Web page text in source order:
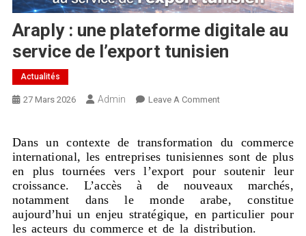
Araply : une plateforme digitale au
service de l’export tunisien
Actualités
27 Mars 2026 Admin Leave A Comment
Dans un contexte de transformation du commerce
international, les entreprises tunisiennes sont de plus
en plus tournées vers l’export pour soutenir leur
croissance. L’accès à de nouveaux marchés,
notamment dans le monde arabe, constitue
aujourd’hui un enjeu stratégique, en particulier pour
les acteurs du commerce et de la distribution.